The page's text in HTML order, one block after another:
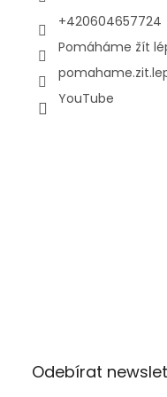
+420604657724
Pomáháme žít
YouTube
Odebírat